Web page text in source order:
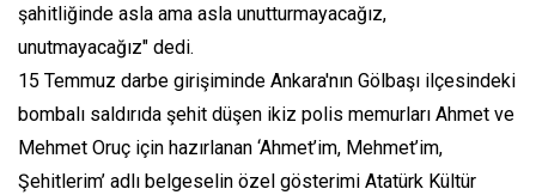
şahitliğinde asla ama asla unutturmayacağız,
unutmayacağız" dedi.
15 Temmuz darbe girişiminde Ankara'nın Gölbaşı ilçesindeki
bombalı saldırıda şehit düşen ikiz polis memurları Ahmet ve
Mehmet Oruç için hazırlanan ‘Ahmet’im, Mehmet’im,
Şehitlerim’ adlı belgeselin özel gösterimi Atatürk Kültür